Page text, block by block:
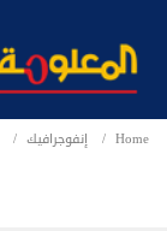
Home إنفوجرافيك